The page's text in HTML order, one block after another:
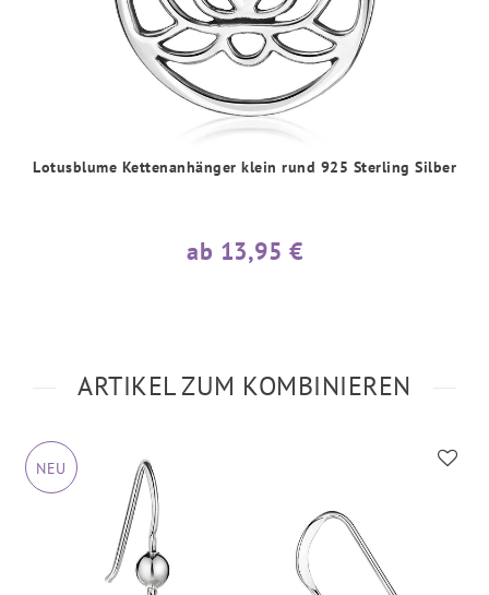
Lotusblume Kettenanhänger klein rund 925 Sterling Silber
ab 13,95 €
ARTIKEL ZUM KOMBINIEREN
NEU